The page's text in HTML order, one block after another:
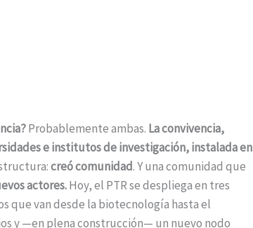
Probablemente ambas. La convivencia,
e institutos de investigación, instalada en
creó comunidad. Y una comunidad que
actores.Hoy, el PTR se despliega en tres
que van desde la biotecnología hasta el
y —en plena construcción— un nuevo nodo